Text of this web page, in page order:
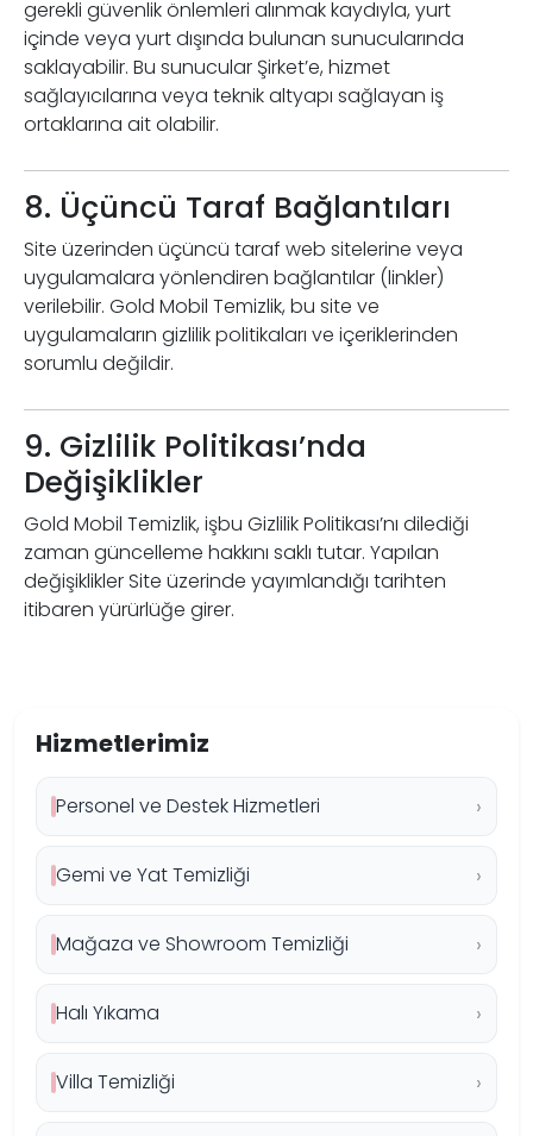
gerekli güvenlik önlemleri alınmak kaydıyla, yurt
içinde veya yurt dışında bulunan sunucularında
saklayabilir. Bu sunucular Şirket’e, hizmet
sağlayıcılarına veya teknik altyapı sağlayan iş
ortaklarına ait olabilir.
8. Üçüncü Taraf Bağlantıları
Site üzerinden üçüncü taraf web sitelerine veya
uygulamalara yönlendiren bağlantılar (linkler)
verilebilir. Gold Mobil Temizlik, bu site ve
uygulamaların gizlilik politikaları ve içeriklerinden
sorumlu değildir.
9. Gizlilik Politikası’nda
Değişiklikler
Gold Mobil Temizlik, işbu Gizlilik Politikası’nı dilediği
zaman güncelleme hakkını saklı tutar. Yapılan
değişiklikler Site üzerinde yayımlandığı tarihten
itibaren yürürlüğe girer.
Hizmetlerimiz
Personel ve Destek Hizmetleri
Gemi ve Yat Temizliği
Mağaza ve Showroom Temizliği
Halı Yıkama
Villa Temizliği